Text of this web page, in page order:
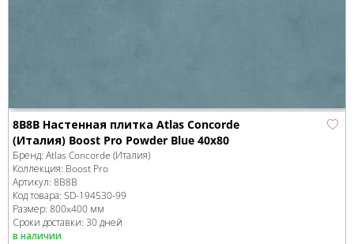
8B8B Настенная плитка Atlas Concorde
(Италия) Boost Pro Powder Blue 40x80
Бренд: Atlas Concorde (Италия)
Коллекция: Boost Pro
Артикул: 8B8B
Код товара: SD-194530-99
Размер: 800x400 мм
Сроки доставки: 30 дней
в наличии